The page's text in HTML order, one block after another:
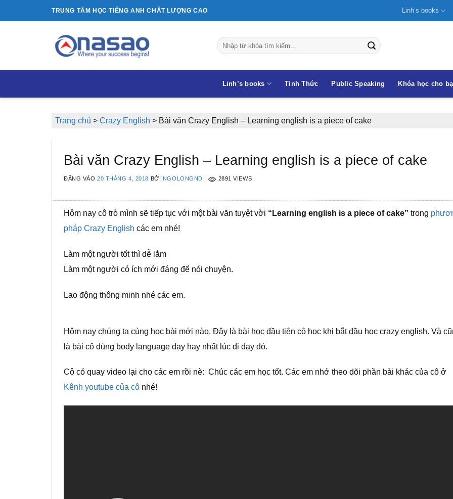
TRUNG TÂM HỌC TIẾNG ANH CHẤT LƯỢNG CAO Linh’s books
Linh’s books Tỉnh Thức Public Speaking Khóa học cho
Trang chủ > Crazy English > Bài văn Crazy English – Learning english is a piece of cake
Bài văn Crazy English – Learning english is a piece of cake
ĐĂNG VÀO20 THÁNG 4, 2018 BỞI NGOLONGND 2891 VIEWS
Hôm nay cô trò mình sẽ tiếp tục với một bài văn tuyệt vời “Learning english is a piece of cake” trong
pháp Crazy English các em nhé!
Làm một người tốt thì dễ lắm
Làm một người có ích mới đáng để nói chuyện.
Lao động thông minh nhé các em.
Hôm nay chúng ta cùng học bài mới nào. Đây là bài học đầu tiên cô học khi bắt đầu học crazy english. Và
là bài cô dùng body language dạy hay nhất lúc đi dạy đó.
Cô có quay video lại cho các em rồi nè: Chúc các em học tốt. Các em nhớ theo dõi phần bài khác của cô ở
Kênh youtube của cô nhé!